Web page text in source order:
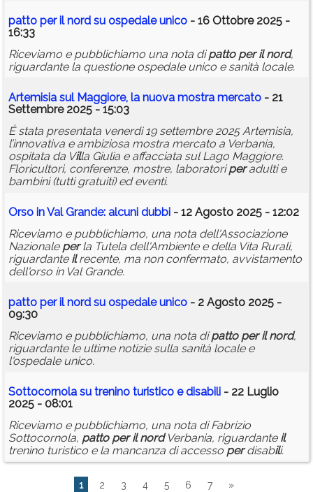
patto per il nord su ospedale unico - 16 Ottobre 2025 -
16:33
Riceviamo e pubblichiamo una nota dipatto per il nord,
riguardante la questione ospedale unico e sanità locale.
Artemisia sul Maggiore, la nuova mostra mercato - 21
Settembre 2025 - 15:03
É stata presentata venerdì 19 settembre 2025 Artemisia,
l’innovativa e ambiziosa mostra mercato a Verbania,
ospitata da Villa Giulia e affacciata sul Lago Maggiore.
Floricultori, conferenze, mostre, laboratoriperadulti e
bambini (tutti gratuiti) ed eventi.
Orso in Val Grande: alcuni dubbi - 12 Agosto 2025 - 12:02
Riceviamo e pubblichiamo, una nota dell'Associazione
Nazionale perla Tutela dell'Ambiente e della Vita Rurali,
riguardante ilrecente, ma non confermato, avvistamento
dell'orso in Val Grande.
patto per il nord su ospedale unico - 2 Agosto 2025 -
09:30
Riceviamo e pubblichiamo, una nota dipatto per il nord,
riguardante le ultime notizie sulla sanità locale e
l'ospedale unico.
Sottocornola su trenino turistico e disabili - 22 Luglio
2025 - 08:01
Riceviamo e pubblichiamo, una nota di Fabrizio
Sottocornola, patto per il nordVerbania, riguardante il
trenino turistico e la mancanza di accesso perdisabili.
1 2 3 4 5 6 7 »